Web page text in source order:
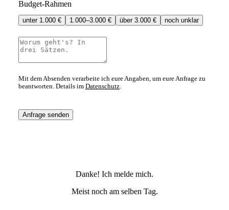
Budget-Rahmen
unter 1.000 € 1.000–3.000 € über 3.000 € noch unklar
Mit dem Absenden verarbeite ich eure Angaben, um eure Anfrage zu
beantworten. Details im Datenschutz.
Anfrage senden
Danke! Ich melde mich.
Meist noch am selben Tag.